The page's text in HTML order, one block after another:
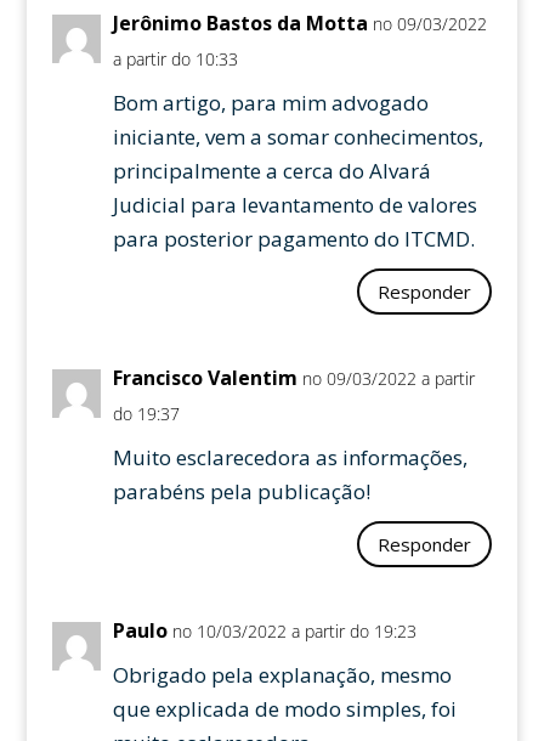
Jerônimo Bastos da Motta no 09/03/2022
a partir do 10:33
Bom artigo, para mim advogado
iniciante, vem a somar conhecimentos,
principalmente a cerca do Alvará
Judicial para levantamento de valores
para posterior pagamento do ITCMD.
Responder
Francisco Valentim no 09/03/2022 a partir
do 19:37
Muito esclarecedora as informações,
parabéns pela publicação!
Responder
Paulo no 10/03/2022 a partir do 19:23
Obrigado pela explanação, mesmo
que explicada de modo simples, foi